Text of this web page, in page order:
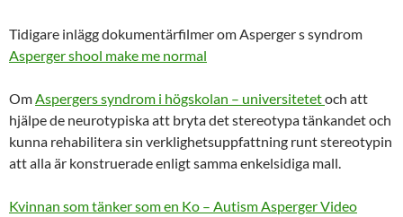
Tidigare inlägg dokumentärfilmer om Asperger s syndrom
Asperger shool make me normal
OmAspergers syndrom i högskolan – universitetetoch att
hjälpe de neurotypiska att bryta det stereotypa tänkandet och
kunna rehabilitera sin verklighetsuppfattning runt stereotypin
att alla är konstruerade enligt samma enkelsidiga mall.
Kvinnan som tänker som en Ko – Autism Asperger Video